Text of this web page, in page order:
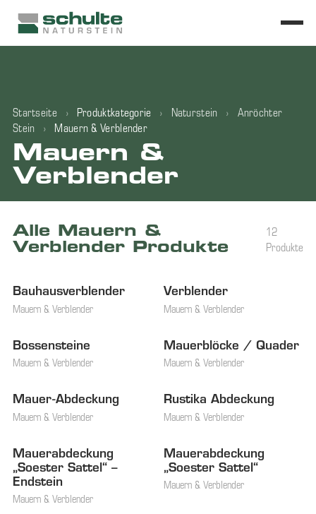
Startseite › Produktkategorie › Naturstein ›
Anröchter
Stein
› Mauern & Verblender
Mauern &
Verblender
Alle Mauern &
Verblender Produkte
12
Produkte
Bauhausverblender
Mauern & Verblender
Verblender
Mauern & Verblender
Bossensteine
Mauern & Verblender
Mauerblöcke / Quader
Mauern & Verblender
Mauer-Abdeckung
Mauern & Verblender
Rustika Abdeckung
Mauern & Verblender
Mauerabdeckung
„Soester Sattel“ –
Endstein
Mauern & Verblender
Mauerabdeckung
„Soester Sattel“
Mauern & Verblender